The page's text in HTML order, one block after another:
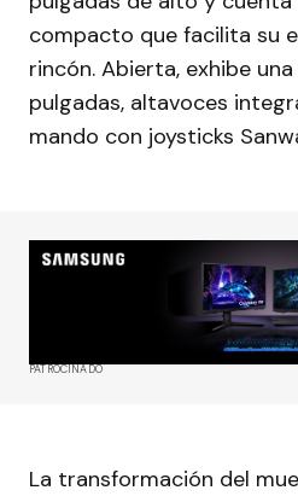
compacto que facilita su
rincón. Abierta, exhibe
pulgadas, altavoces
mando con joysticks
PATROCINADO
La transformación del